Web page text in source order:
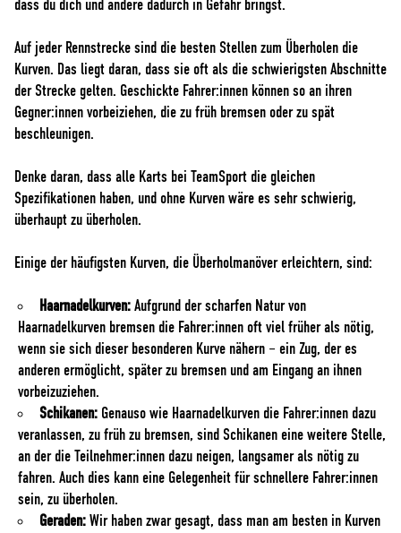
dass du dich und andere dadurch in Gefahr bringst.
Auf jeder Rennstrecke sind die besten Stellen zum Überholen die
Kurven. Das liegt daran, dass sie oft als die schwierigsten Abschnitte
der Strecke gelten. Geschickte Fahrer:innen können so an ihren
Gegner:innen vorbeiziehen, die zu früh bremsen oder zu spät
beschleunigen.
Denke daran, dass alle Karts bei TeamSport die gleichen
Spezifikationen haben, und ohne Kurven wäre es sehr schwierig,
überhaupt zu überholen.
Einige der häufigsten Kurven, die Überholmanöver erleichtern, sind:
Haarnadelkurven: Aufgrund der scharfen Natur von
Haarnadelkurven bremsen die Fahrer:innen oft viel früher als nötig,
wenn sie sich dieser besonderen Kurve nähern – ein Zug, der es
anderen ermöglicht, später zu bremsen und am Eingang an ihnen
vorbeizuziehen.
Schikanen: Genauso wie Haarnadelkurven die Fahrer:innen dazu
veranlassen, zu früh zu bremsen, sind Schikanen eine weitere Stelle,
an der die Teilnehmer:innen dazu neigen, langsamer als nötig zu
fahren. Auch dies kann eine Gelegenheit für schnellere Fahrer:innen
sein, zu überholen.
Geraden: Wir haben zwar gesagt, dass man am besten in Kurven